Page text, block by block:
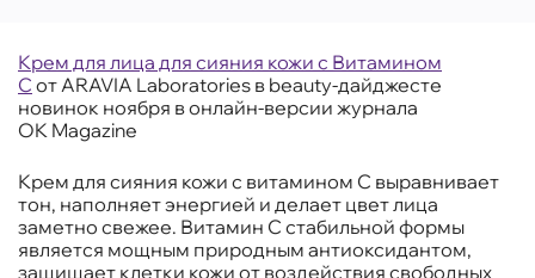
Крем для лица для сияния кожи с Витамином
С от ARAVIA Laboratories в beauty-дайджесте
новинок ноября в онлайн-версии журнала
OK Magazine
Крем для сияния кожи с витамином С выравнивает
тон, наполняет энергией и делает цвет лица
заметно свежее. Витамин С стабильной формы
является мощным природным антиоксидантом,
защищает клетки кожи от воздействия свободных